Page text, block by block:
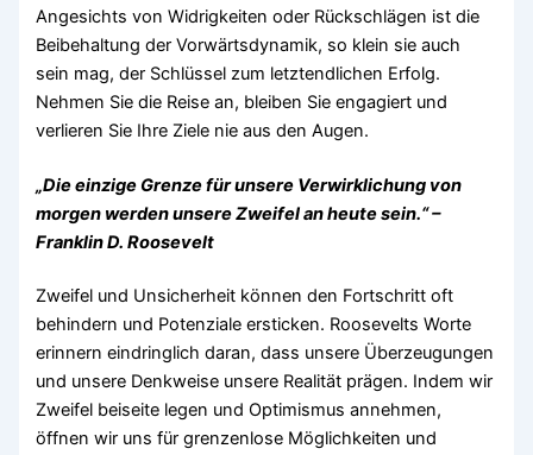
Angesichts von Widrigkeiten oder Rückschlägen ist die
Beibehaltung der Vorwärtsdynamik, so klein sie auch
sein mag, der Schlüssel zum letztendlichen Erfolg.
Nehmen Sie die Reise an, bleiben Sie engagiert und
verlieren Sie Ihre Ziele nie aus den Augen.
„Die einzige Grenze für unsere Verwirklichung von
morgen werden unsere Zweifel an heute sein.“ –
Franklin D. Roosevelt
Zweifel und Unsicherheit können den Fortschritt oft
behindern und Potenziale ersticken. Roosevelts Worte
erinnern eindringlich daran, dass unsere Überzeugungen
und unsere Denkweise unsere Realität prägen. Indem wir
Zweifel beiseite legen und Optimismus annehmen,
öffnen wir uns für grenzenlose Möglichkeiten und